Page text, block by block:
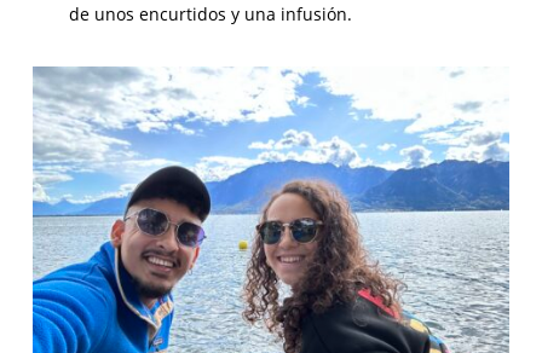
de unos encurtidos y una infusión.